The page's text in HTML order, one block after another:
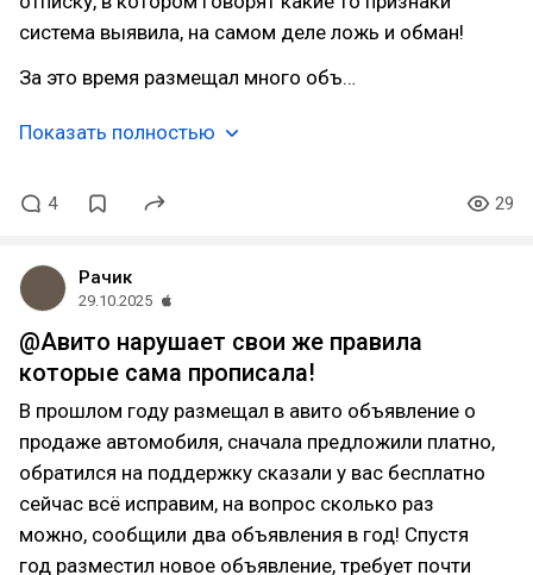
система выявила, на самом деле ложь и обман!
За это время размещал много объ…
Показать полностью
4 29
Рачик
29.10.2025
@Авито нарушает свои же правила
которые сама прописала!
В прошлом году размещал в авито объявление о
продаже автомобиля, сначала предложили платно,
обратился на поддержку сказали у вас бесплатно
сейчас всё исправим, на вопрос сколько раз
можно, сообщили два объявления в год! Спустя
год разместил новое объявление, требует почти